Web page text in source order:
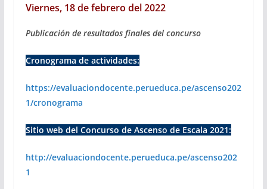
Viernes, 18 de febrero del 2022
Publicación de resultados finales del concurso
Cronograma de actividades:
https://evaluaciondocente.perueduca.pe/ascenso202
1/cronograma
Sitio web del Concurso de Ascenso de Escala 2021:
http://evaluaciondocente.perueduca.pe/ascenso202
1